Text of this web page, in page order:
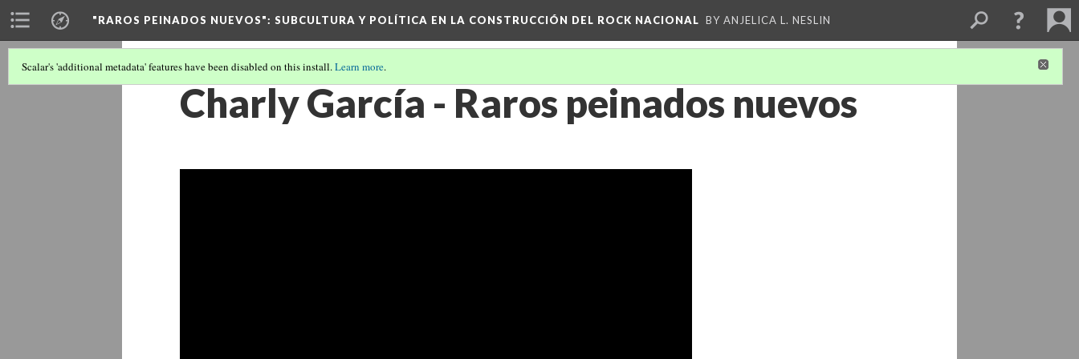
"RAROS PEINADOS NUEVOS": SUBCULTURA Y POLÍTICA EN LA CONSTRUCCIÓN DEL ROCK NACIONAL BY ANJELICA L. NESLIN
Scalar's 'additional metadata' features have been disabled on this install.Learn more.
Charly García - Raros peinados nuevos